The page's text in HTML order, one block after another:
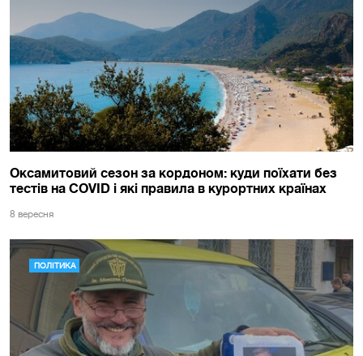
Оксамитовий сезон за кордоном: куди поїхати без
тестів на COVID і які правила в курортних країнах
8 вересня
ПОЛІТИКА